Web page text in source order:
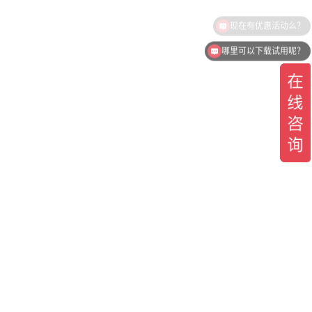
哪里可以下载试用呢？